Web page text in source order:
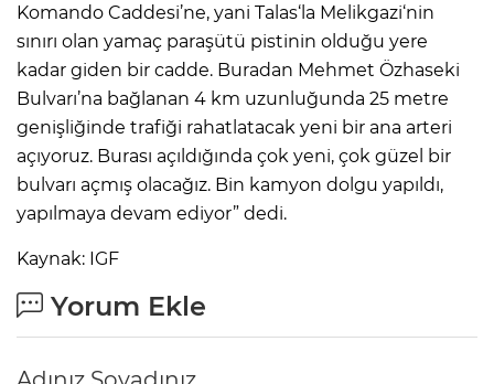
Komando Caddesi’ne, yani Talas‘la Melikgazi‘nin
sınırı olan yamaç paraşütü pistinin olduğu yere
kadar giden bir cadde. Buradan Mehmet Özhaseki
Bulvarı’na bağlanan 4 km uzunluğunda 25 metre
genişliğinde trafiği rahatlatacak yeni bir ana arteri
açıyoruz. Burası açıldığında çok yeni, çok güzel bir
bulvarı açmış olacağız. Bin kamyon dolgu yapıldı,
yapılmaya devam ediyor” dedi.
Kaynak: IGF
Yorum Ekle